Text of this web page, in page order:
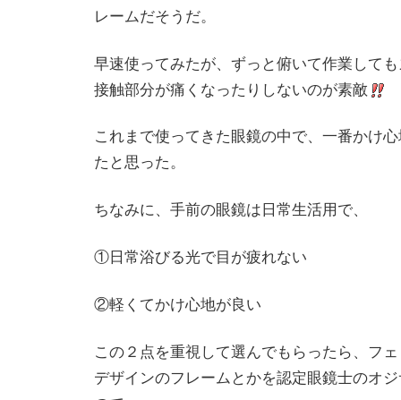
レームだそうだ。
早速使ってみたが、ずっと俯いて作業して
接触部分が痛くなったりしないのが素敵
これまで使ってきた眼鏡の中で、一番かけ
たと思った。
ちなみに、手前の眼鏡は日常生活用で、
①日常浴びる光で目が疲れない
②軽くてかけ心地が良い
この２点を重視して選んでもらったら、フ
デザインのフレームとかを認定眼鏡士のオ